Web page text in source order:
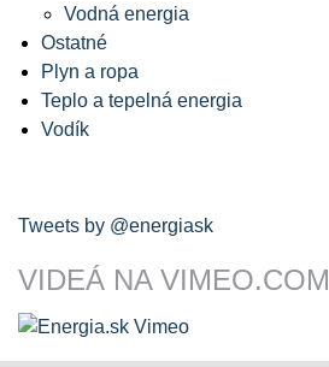
Vodná energia
Ostatné
Plyn a ropa
Teplo a tepelná energia
Vodík
Tweets by @energiask
VIDEÁ NA VIMEO.COM